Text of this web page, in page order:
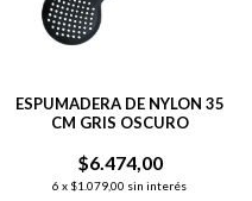
ESPUMADERA DE NYLON 35
CM GRIS OSCURO
$6.474,00
6 x $1.079,00 sin interés